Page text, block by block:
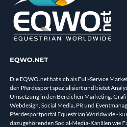
EQWO.NET
Die EQWO.net hat sich als Full-Service
den Pferdesport spezialisiert und bietet
Umsetzung in den Bereichen Marketing,
Webdesign, Social Media, PR und
Pferdesportportal Equestrian Worldwide -
dazugehörenden Social-Media-Kanälen wie